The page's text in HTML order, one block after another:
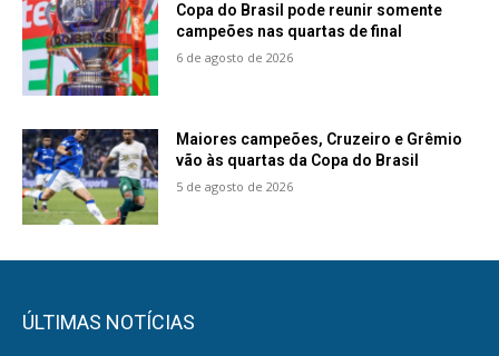
Copa do Brasil pode reunir somente
campeões nas quartas de final
6 de agosto de 2026
Maiores campeões, Cruzeiro e Grêmio
vão às quartas da Copa do Brasil
5 de agosto de 2026
ÚLTIMAS NOTÍCIAS